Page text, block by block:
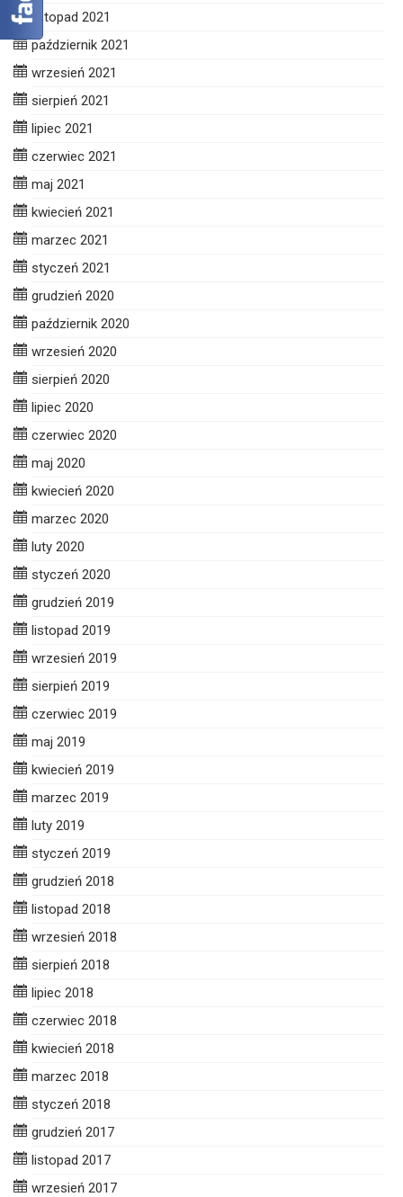
listopad 2021
październik 2021
wrzesień 2021
sierpień 2021
lipiec 2021
czerwiec 2021
maj 2021
kwiecień 2021
marzec 2021
styczeń 2021
grudzień 2020
październik 2020
wrzesień 2020
sierpień 2020
lipiec 2020
czerwiec 2020
maj 2020
kwiecień 2020
marzec 2020
luty 2020
styczeń 2020
grudzień 2019
listopad 2019
wrzesień 2019
sierpień 2019
czerwiec 2019
maj 2019
kwiecień 2019
marzec 2019
luty 2019
styczeń 2019
grudzień 2018
listopad 2018
wrzesień 2018
sierpień 2018
lipiec 2018
czerwiec 2018
kwiecień 2018
marzec 2018
styczeń 2018
grudzień 2017
listopad 2017
wrzesień 2017